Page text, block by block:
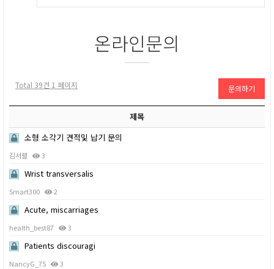
온라인문의
Total 39건 1 페이지 문의하기
제목
소형 소각기 견적및 납기 문의
김서렬 3
Wrist transversalis
Smart300 2
Acute, miscarriages
health_best87 3
Patients discouragi
NancyG_75 3